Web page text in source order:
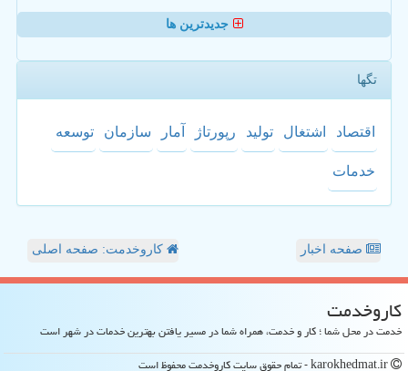
جدیدترین ها
تگها
اقتصاد اشتغال تولید رپورتاژ آمار سازمان توسعه
خدمات
صفحه اخبار کاروخدمت: صفحه اصلی
كاروخدمت
خدمت در محل شما ؛ کار و خدمت، همراه شما در مسیر یافتن بهترین خدمات در شهر است